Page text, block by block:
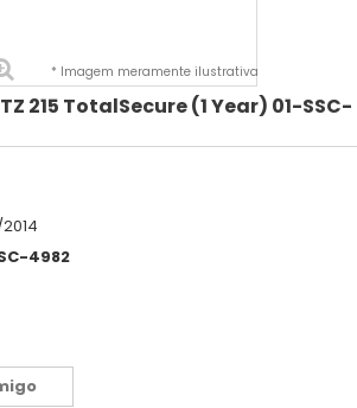
* Imagem meramente ilustrativa
215 TotalSecure (1 Year) 01-SSC-
4982